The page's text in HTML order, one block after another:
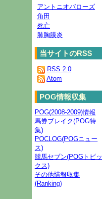
アントニオバローズ
角田
死亡
肺胸膜炎
当サイトのRSS
RSS 2.0
Atom
POG情報収集
POG(2008-2009)情報
馬券ブレイク(POG特
集)
POCLOG(POGニュー
ス)
競馬セブン(POGトピッ
クス)
その他情報収集
(Ranking)